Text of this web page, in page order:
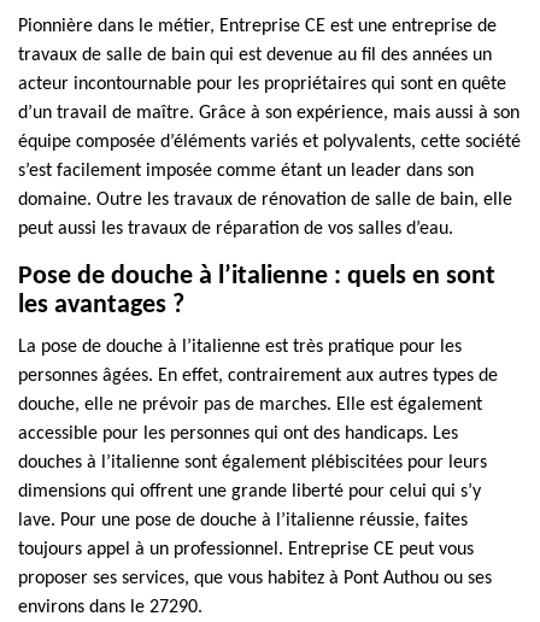
Pionnière dans le métier, Entreprise CE est une entreprise de
travaux de salle de bain qui est devenue au fil des années un
acteur incontournable pour les propriétaires qui sont en quête
d’un travail de maître. Grâce à son expérience, mais aussi à son
équipe composée d’éléments variés et polyvalents, cette société
s’est facilement imposée comme étant un leader dans son
domaine. Outre les travaux de rénovation de salle de bain, elle
peut aussi les travaux de réparation de vos salles d’eau.
Pose de douche à l’italienne : quels en sont
les avantages ?
La pose de douche à l’italienne est très pratique pour les
personnes âgées. En effet, contrairement aux autres types de
douche, elle ne prévoir pas de marches. Elle est également
accessible pour les personnes qui ont des handicaps. Les
douches à l’italienne sont également plébiscitées pour leurs
dimensions qui offrent une grande liberté pour celui qui s’y
lave. Pour une pose de douche à l’italienne réussie, faites
toujours appel à un professionnel. Entreprise CE peut vous
proposer ses services, que vous habitez à Pont Authou ou ses
environs dans le 27290.